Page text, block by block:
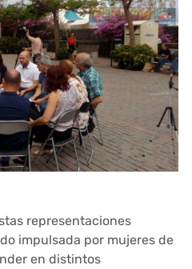
representaciones
impulsada por mujeres de
en distintos